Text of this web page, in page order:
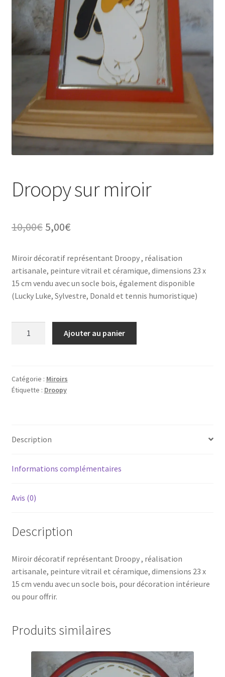
WPMS HTML Sitemap
Droopy sur miroir
10,00€ Le
initial
était :
10,00€.
5,00€Le
actuel
est :
5,00€.
Miroir décoratif représentant Droopy , réalisation
artisanale, peinture vitrail et céramique, dimensions 23 x
15 cm vendu avec un socle bois, également disponible
(Lucky Luke, Sylvestre, Donald et tennis humoristique)
miroir
Ajouter au panier
Catégorie : Miroirs
Étiquette : Droopy
Description
Informations complémentaires
Avis (0)
Description
Miroir décoratif représentant Droopy , réalisation
artisanale, peinture vitrail et céramique, dimensions 23 x
15 cm vendu avec un socle bois, pour décoration intérieure
ou pour offrir.
Produits similaires